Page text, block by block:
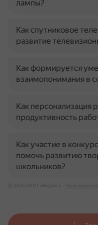
лампы?
Как спутниковое
развитие
Как формируется
взаимопонимания в
Как персонализация
продуктивность
Как участие в
помочь развитию
школьников?
© 2026 ООО «Яндекс»